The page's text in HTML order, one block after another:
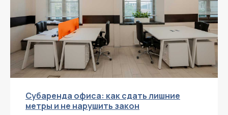
Субаренда офиса: как сдать лишние
метры и не нарушить закон